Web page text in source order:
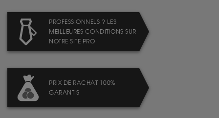
PROFESSIONNELS ? LES
MEILLEURES CONDITIONS SUR
NOTRE SITE PRO
PRIX DE RACHAT 100%
GARANTIS